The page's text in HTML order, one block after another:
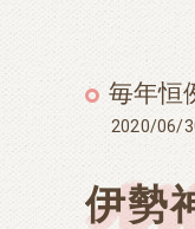
毎年恒
2020/06/
伊勢